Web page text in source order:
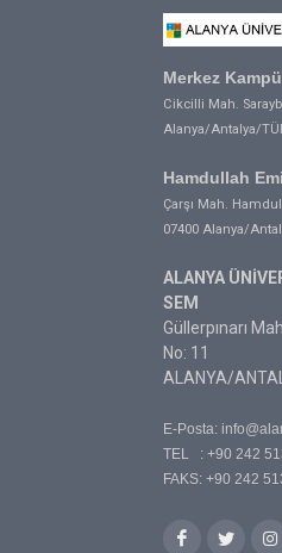
Merkez
Cikcilli Mah.
Alanya/Antalya/
Hamdullah
Çarşı Mah.
07400 Alanya/
ALANYA
SEM
Güllerpınarı
No: 11
ALANYA/
E-Posta:
TEL : +90 242
FAKS: +90 242